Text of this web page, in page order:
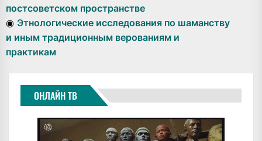
постсоветском пространстве
◉ Этнологические исследования по шаманству
и иным традиционным верованиям и
практикам
ОНЛАЙН ТВ